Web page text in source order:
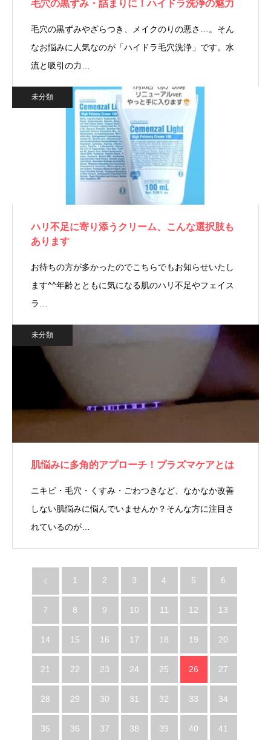
毛穴の黒ずみ・詰まりに！ハイドラ洗浄の魅力
毛穴の黒ずみやざらつき、メイクのりの悪さ…。そん
なお悩みに人気なのが「ハイドラ毛穴洗浄」です。水
流と吸引の力…
未分類
ハリ不足に寄り添うクリーム、こんな選択肢も
あります
お待ちの方が多かったのでこちらでもお知らせいたし
ます^^年齢とともに気になる肌のハリ不足やフェイス
ラ…
未分類
肌悩みに多角的アプローチ！プラズマケアとは
ニキビ・毛穴・くすみ・ごわつきなど、なかなか改善
しない肌悩みに悩んでいませんか？そんな方に注目さ
れているのが…
1 2 3 4 5 6
7 8 9 10 11 12 13
14 15 16 17 18 19 20
21 22 23 24 25 26 27
28 29 30 31 32 33 34
35 36 37 38 39 40 41